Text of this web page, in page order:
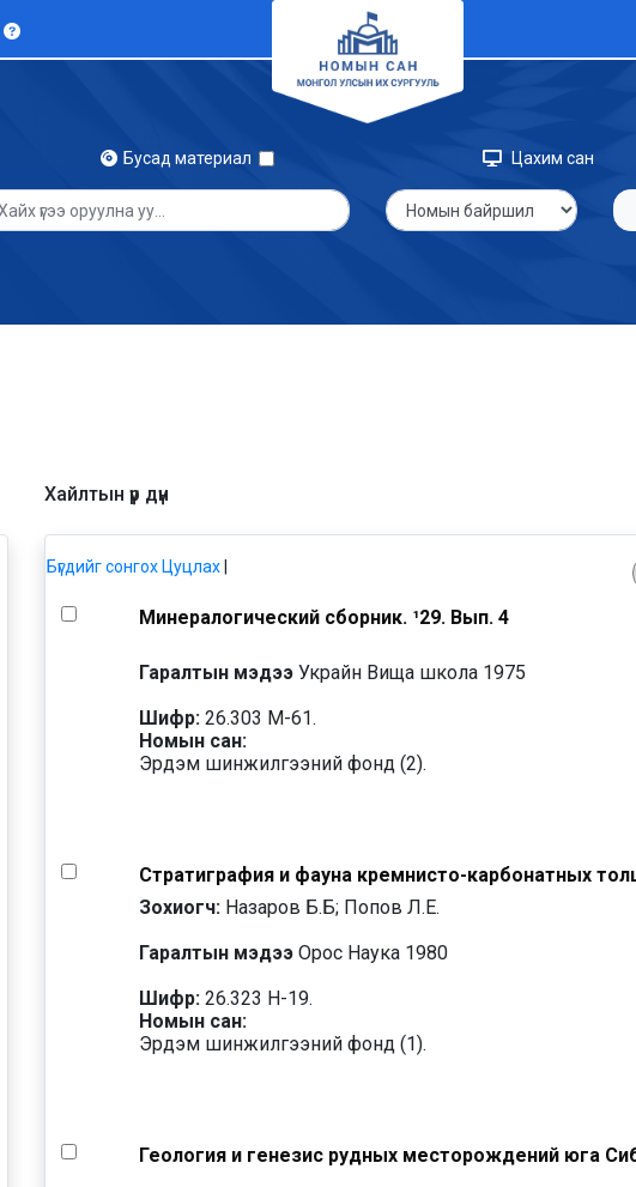
Бусад материал Цахим сан
Хайлтын үр дүн
Бүгдийг сонгох Цуцлах
Минералогический сборник. ¹29. Вып. 4
Гаралтын мэдээ Украйн Вища школа 1975
Шифр: 26.303 М-61.
Номын сан:
Эрдэм шинжилгээний фонд (2).
Стратиграфия и фауна кремнисто-карбонатных
Зохиогч: Назаров Б.Б; Попов Л.Е.
Гаралтын мэдээ Орос Наука 1980
Шифр: 26.323 Н-19.
Номын сан:
Эрдэм шинжилгээний фонд (1).
Геология и генезис рудных месторождений юга